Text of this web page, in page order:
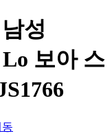
성
보아 스